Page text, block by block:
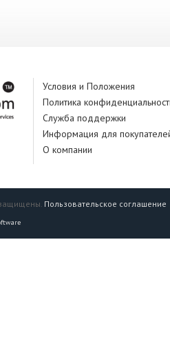
Условия и Положения
Политика
Служба поддержки
Информация для
О компании
Пользовательское соглашение